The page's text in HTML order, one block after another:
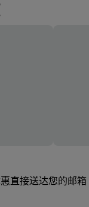
直接送达您的邮箱